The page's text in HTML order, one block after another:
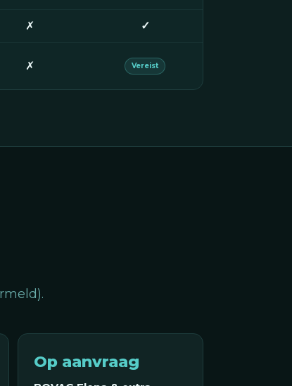
✗ ✓
✗ Vereist
Op aanvraag